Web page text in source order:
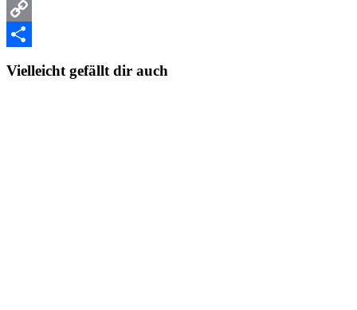
Email
Copy
Vielleicht gefällt dir auch